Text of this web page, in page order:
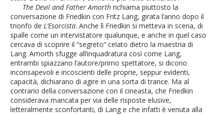
The Devil and Father Amorth richiama piuttosto la
conversazione di Friedkin con Fritz Lang, girata l’anno dopo il
trionfo deL’Esorcista. Anche lì Friedkin si metteva in scena, di
spalle come un intervistatore qualunque, e anche in quel caso
cercava di scoprire il “segreto” celato dietro la maestria di
Lang. Amorth sfugge all’inquadratura così come Lang,
entrambi spiazzano l’autore/primo spettatore, si dicono
inconsapevoli e incoscienti delle proprie, seppur evidenti,
capacità, dichiarano di agire in una sorta di trance. Ma al
contrario della conversazione con il cineasta, che Friedkin
considerava mancata per via delle risposte elusive,
letteralmente sconfortanti, di Lang e che infatti è venuta alla